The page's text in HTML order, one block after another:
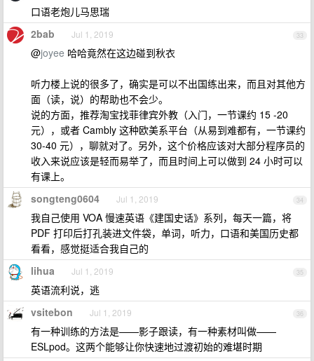
口语老炮儿马思瑞
33
2bab Jul 1, 2019
@joyee 哈哈竟然在这边碰到秋衣
听力楼上说的很多了，确实是可以不出国练出来，而且对其他方
面（读，说）的帮助也不会少。
说的方面，推荐淘宝找菲律宾外教（入门，一节课约 15 -20
元），或者 Cambly 这种欧美系平台（从易到难都有，一节课约
30-40 元），聊就对了。另外，这个价格应该对大部分程序员的
收入来说应该是轻而易举了，而且时间上可以做到 24 小时可以
有课上。
34
songteng0604 Jul 1, 2019
我自己使用 VOA 慢速英语《建国史话》系列，每天一篇，将
PDF 打印后打孔装进文件袋，单词，听力，口语和美国历史都
看看，感觉挺适合我自己的
35
lihua Jul 1, 2019
英语流利说，逃
36
vsitebon Jul 1, 2019
有一种训练的方法是——影子跟读，有一种素材叫做——
ESLpod。这两个能够让你快速地过渡初始的难堪时期